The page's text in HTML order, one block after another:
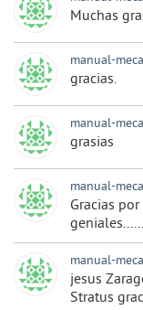
Muchas
manual-
gracias.
manual-
grasias
manual-
Gracias
geniales......
manual-
jesus
Stratus